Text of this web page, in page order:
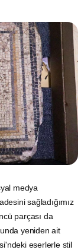
medya
sağladığımız
parçası da
yeniden ait
eserlerle stil